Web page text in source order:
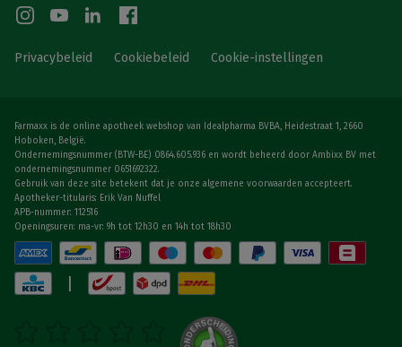
Privacybeleid Cookiebeleid Cookie-instellingen
Farmaxx is de online apotheek webshop van Idealpharma BVBA, Heidestraat 1, 2660
Hoboken, België.
Ondernemingsnummer (BTW-BE) 0864.605.936 en wordt beheerd door Ambixx BV met
ondernemingsnummer 0651692322.
Gebruik van deze site betekent dat je onze algemene voorwaarden accepteert.
Apotheker-titularis: Erik Van Nuffel
APB-nummer: 112516
Openingsuren: ma-vr: 9h tot 12h30 en 14h tot 18h30